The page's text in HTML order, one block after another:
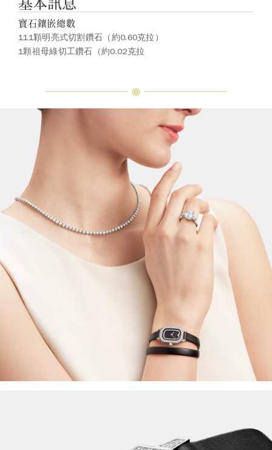
寶石鑲嵌總數
111顆明亮式切割鑽石（約0.60克拉）
1顆祖母綠切工鑽石（約0.02克拉